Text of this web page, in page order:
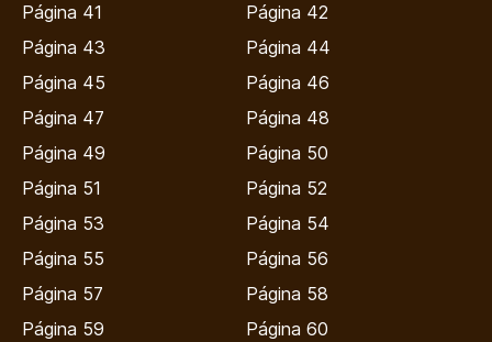
Página 41
Página 42
Página 43
Página 44
Página 45
Página 46
Página 47
Página 48
Página 49
Página 50
Página 51
Página 52
Página 53
Página 54
Página 55
Página 56
Página 57
Página 58
Página 59
Página 60